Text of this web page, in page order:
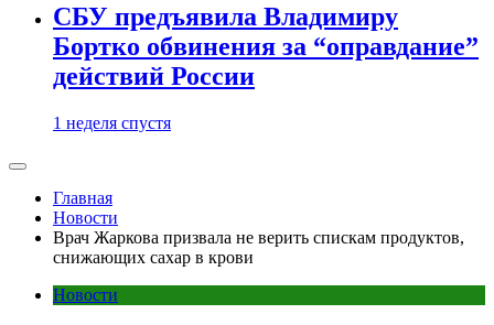
СБУ предъявила Владимиру
Бортко обвинения за “оправдание”
действий России
1 неделя спустя
Главная
Новости
Врач Жаркова призвала не верить спискам продуктов,
снижающих сахар в крови
Новости